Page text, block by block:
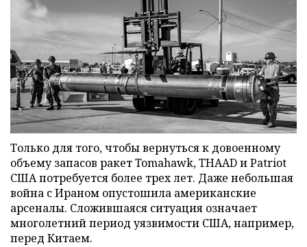
Только для того, чтобы вернуться к довоенному
объему запасов ракет Tomahawk, THAAD и Patriot
США потребуется более трех лет. Даже небольшая
война с Ираном опустошила американские
арсеналы. Сложившаяся ситуация означает
многолетний период уязвимости США, например,
перед Китаем.